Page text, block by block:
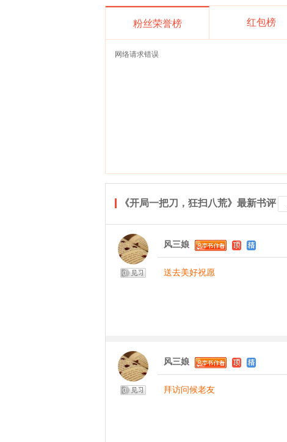
粉丝荣誉榜 红包榜
网络请求错误
《开局一把刀，狂扫八荒》最新书评
风三娘
送去美好祝愿
风三娘
拜访问候老友